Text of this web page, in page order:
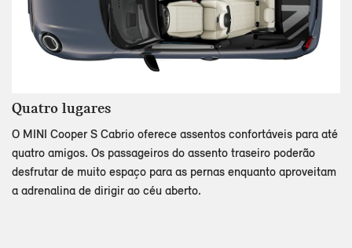
Quatro lugares
O MINI Cooper S Cabrio oferece assentos confortáveis para até
quatro amigos. Os passageiros do assento traseiro poderão
desfrutar de muito espaço para as pernas enquanto aproveitam
a adrenalina de dirigir ao céu aberto.